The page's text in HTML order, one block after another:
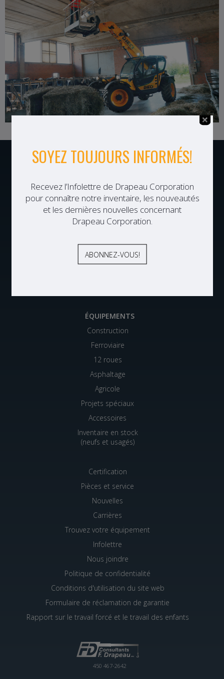
NOTRE GROUPE
Drapeau Corporation
Équipements FDS
Mini-Entrepôts Intérim
ÉQUIPEMENTS
Construction
Ferroviaire
12 roues
Asphaltage
Agricole
Projets spéciaux
Accessoires
Inventaire en stock
(neufs et usagés)
Certification
Pièces et service
Nouvelles
Carrières
Trouvez votre équipement
Infolettre
Nous joindre
Politique de confidentialité
Conditions d'utilisation du site web
Formulaire de réclamation de garantie
Rapport sur le travail forcé et le travail des enfants
450 467-2642